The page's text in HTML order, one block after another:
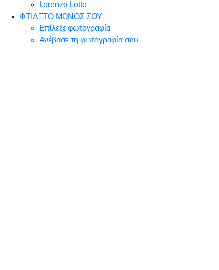
Lorenzo Lotto
ΦΤΙΑΞΤΟ ΜΟΝΟΣ ΣΟΥ
Επίλεξε φωτογραφία
Ανέβασε τη φωτογραφία σου